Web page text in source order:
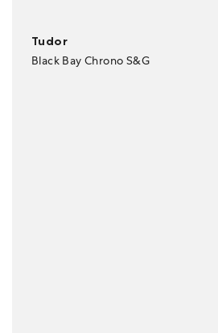
Tudor
Black Bay Chrono S&G